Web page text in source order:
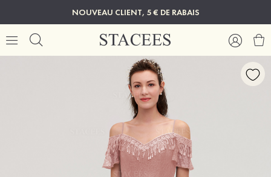
NOUVEAU CLIENT, 5 € DE RABAIS